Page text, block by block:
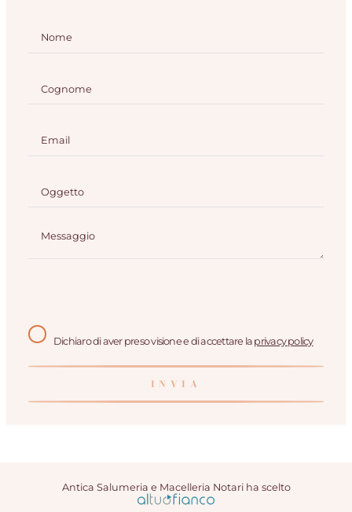
Dichiaro di aver preso visione e di accettare la privacy policy
Antica Salumeria e Macelleria Notari ha scelto